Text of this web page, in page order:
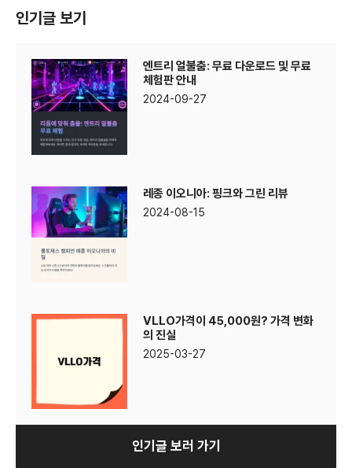
인기글 보기
엔트리 얼불춤: 무료 다운로드 및 무료
체험판 안내
2024-09-27
레종 이오니아: 핑크와 그린 리뷰
2024-08-15
VLLO가격이 45,000원? 가격 변화
의 진실
2025-03-27
인기글 보러 가기